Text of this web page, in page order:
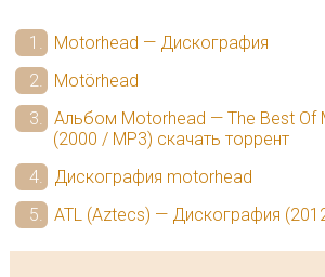
Motorhead — Дискография
Motörhead
Альбом Motorhead — The Best Of
(2000 / MP3) скачать торрент
Дискография motorhead
ATL (Aztecs) — Дискография